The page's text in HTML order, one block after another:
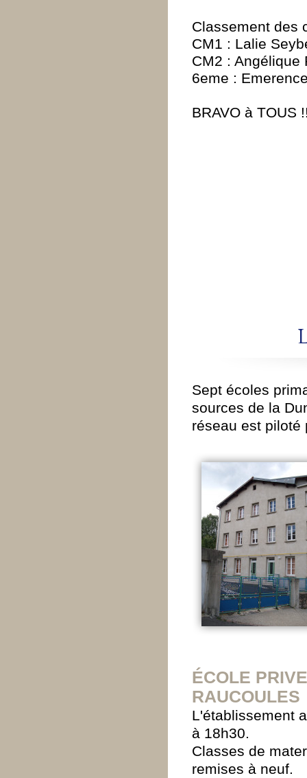
Classement des
CM1 : Lalie
CM2 : Angélique
6eme :
BRAVO à TOUS
Sept écoles
sources de la
réseau est piloté
ÉCOLE
RAUCOULES
L'établissement
à 18h30.
Classes de
remises à neuf.